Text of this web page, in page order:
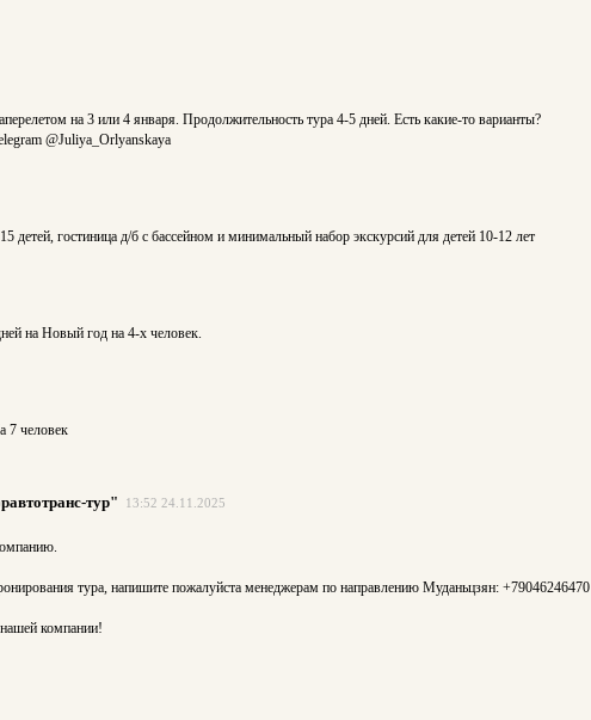
на 3 или 4 января. Продолжительность тура 4-5 дней. Есть какие-то варианты?
@Juliya_Orlyanskaya
детей, гостиница д/б с бассейном и минимальный набор экскурсий для детей 10-12 лет
на Новый год на 4-х человек.
7 человек
тур" 13:52 24.11.2025
тура, напишите пожалуйста менеджерам по направлению Муданьцзян: +79046246470
компании!